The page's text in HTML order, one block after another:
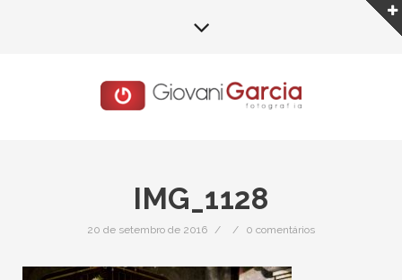
IMG_1128
20 de setembro de 2016 / / 0 comentários